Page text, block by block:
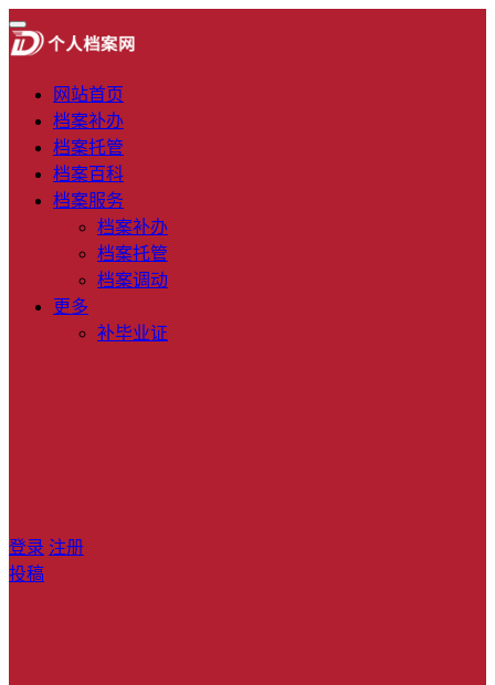
网站首页
档案补办
档案托管
档案百科
档案服务
档案补办
档案托管
档案调动
更多
补毕业证
登录 注册
投稿